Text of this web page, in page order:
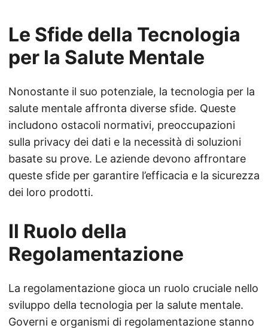
Le Sfide della Tecnologia
per la Salute Mentale
Nonostante il suo potenziale, la tecnologia per la
salute mentale affronta diverse sfide. Queste
includono ostacoli normativi, preoccupazioni
sulla privacy dei dati e la necessità di soluzioni
basate su prove. Le aziende devono affrontare
queste sfide per garantire l’efficacia e la sicurezza
dei loro prodotti.
Il Ruolo della
Regolamentazione
La regolamentazione gioca un ruolo cruciale nello
sviluppo della tecnologia per la salute mentale.
Governi e organismi di regolamentazione stanno